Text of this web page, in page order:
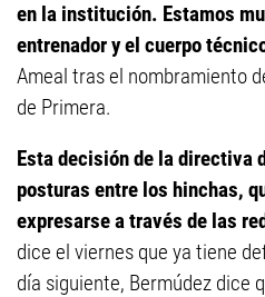
en la institución. Estamos
entrenador y el cuerpo
Ameal tras el nombramiento
de Primera.
Esta decisión de la directiva
posturas entre los hinchas,
expresarse a través de las
dice el viernes que ya tiene
día siguiente, Bermúdez dice